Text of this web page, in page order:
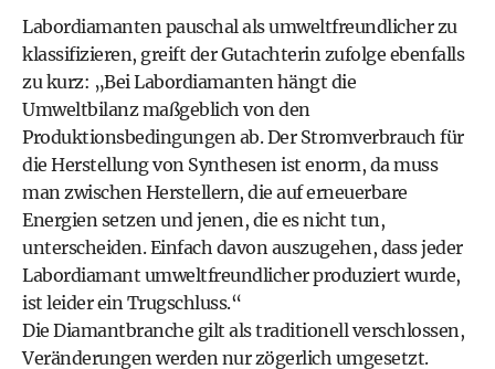
Labordiamanten pauschal als umweltfreundlicher zu
klassifizieren, greift der Gutachterin zufolge ebenfalls
zu kurz: „Bei Labordiamanten hängt die
Umweltbilanz maßgeblich von den
Produktionsbedingungen ab. Der Stromverbrauch für
die Herstellung von Synthesen ist enorm, da muss
man zwischen Herstellern, die auf erneuerbare
Energien setzen und jenen, die es nicht tun,
unterscheiden. Einfach davon auszugehen, dass jeder
Labordiamant umweltfreundlicher produziert wurde,
ist leider ein Trugschluss.“
Die Diamantbranche gilt als traditionell verschlossen,
Veränderungen werden nur zögerlich umgesetzt.